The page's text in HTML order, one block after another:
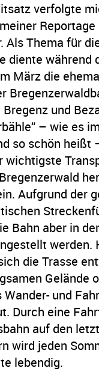
verfolgte
Reportage
Als Thema für
diente während
März die
und
– wie es im
so schön heißt
wichtigste
Aufgrund der
Bahn aber in
werden.
die Trasse
Gelände
Wander- und
Durch eine
auf den
wird jeden
lebendig.